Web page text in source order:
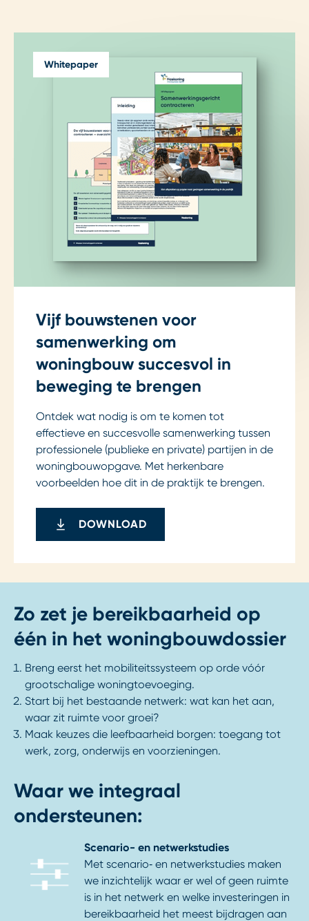
Whitepaper
Vijf bouwstenen voor
samenwerking om
woningbouw succesvol in
beweging te brengen
Ontdek wat nodig is om te komen tot
effectieve en succesvolle samenwerking tussen
professionele (publieke en private) partijen in de
woningbouwopgave. Met herkenbare
voorbeelden hoe dit in de praktijk te brengen.
DOWNLOAD
Zo zet je bereikbaarheid op
één in het woningbouwdossier
Breng eerst het mobiliteitssysteem op orde vóór
grootschalige woningtoevoeging.
Start bij het bestaande netwerk: wat kan het aan,
waar zit ruimte voor groei?
Maak keuzes die leefbaarheid borgen: toegang tot
werk, zorg, onderwijs en voorzieningen.
Waar we integraal
ondersteunen:
Scenario- en netwerkstudies
Met scenario‑ en netwerkstudies maken
we inzichtelijk waar er wel of geen ruimte
is in het netwerk en welke investeringen in
bereikbaarheid het meest bijdragen aan